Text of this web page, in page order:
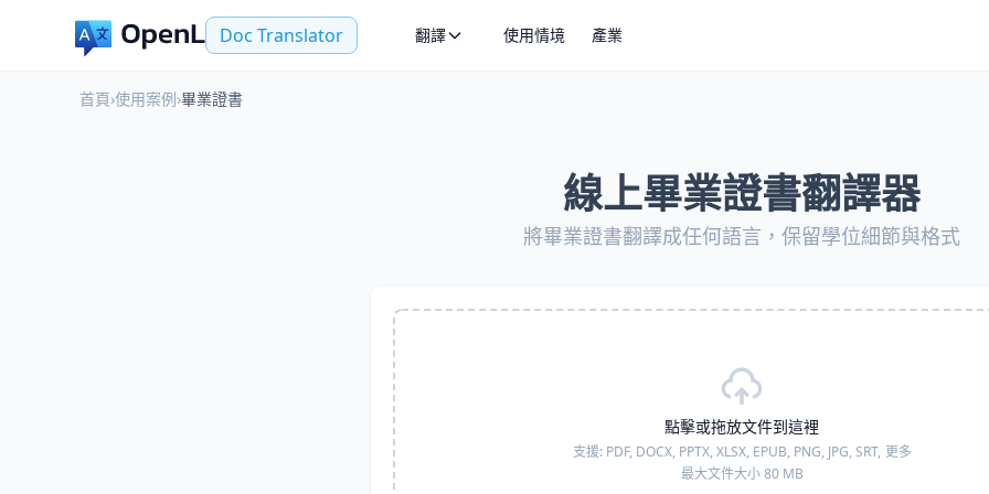
Doc Translator 翻譯 使用情境 產業
首頁›使用案例›畢業證書
線上畢業證書翻譯器
將畢業證書翻譯成任何語言，保留學位細節與格式
點擊或拖放文件到這裡
支援: PDF, DOCX, PPTX, XLSX, EPUB, PNG, JPG, SRT, 更多
最大文件大小 80 MB